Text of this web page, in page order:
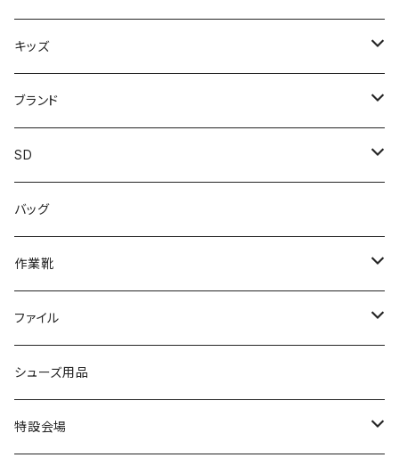
上履き/スリッパ
レインシューズ
カジュアル
サンダル/クロッグ
ブーツ
作業靴
フォーマル/ビジネス/通学靴
学生靴
オフィスサンダル
サンダル・スリッパ
メンズ\レインシューズ
スニーカー
上履き/スリッパ
カジュアル
スニーカー
サンダル/クロッグ
レインシューズ
作業靴
フォーマル/ビジネス/通学靴
キッズ
スニーカー
レインシューズ
カジュアル
サンダル/クロッグ
フォーマル
アウトドア/トレッキング
上履き/スリッパ
ブランド
ブランド1
アディダス adidas
アシックス asics
ブランド3
ヨネックス YONEX
日進ゴム
アディダス
ブランド2
スミクラ
コンバース CONVERSE
アシックス
スケッチャーズ
SD
エムディ企画
バッグ
作業靴
足袋
ナースシューズ
疲れにくいクッション性能
ファイル
20190123nsnk
20190211nattack
シューズ用品
特設会場